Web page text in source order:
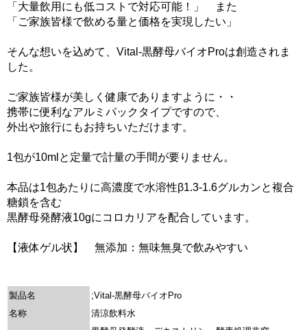
「大量飲用にも低コストで対応可能！」 また
「ご家族皆様で飲める量と価格を実現したい」
そんな想いを込めて、Vital-黒酵母バイオProは創造されま
した。
ご家族皆様が美しく健康でありますように・・
携帯に便利なアルミパックタイプですので、
外出や旅行にもお持ちいただけます。
1包が10mlと定量で計量の手間が要りません。
本品は1包あたりに高濃度で水溶性β1.3-1.6グルカンと複合
糖鎖を含む
黒酵母発酵液10gにコロカリアを配合しています。
【液体ゲル状】 無添加：無味無臭で飲みやすい
製品名
;Vital-黒酵母バイオPro
名称
清涼飲料水